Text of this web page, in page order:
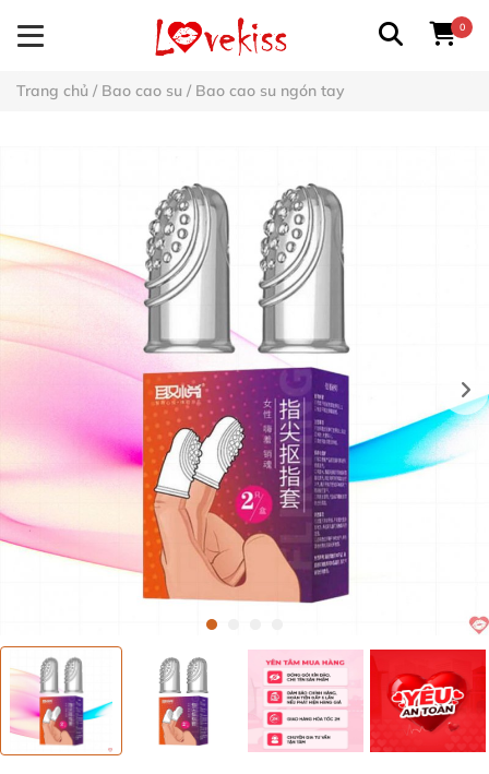
0
Trang chủ / Bao cao su / Bao cao su ngón tay